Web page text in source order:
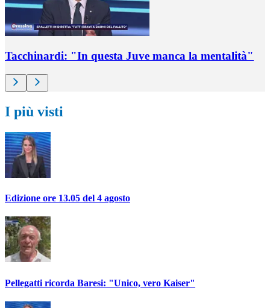
Tacchinardi: "In questa Juve manca la mentalità"
I più visti
Edizione ore 13.05 del 4 agosto
Pellegatti ricorda Baresi: "Unico, vero Kaiser"